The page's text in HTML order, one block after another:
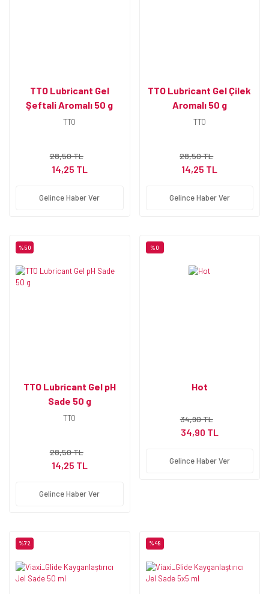
TTO Lubricant Gel
Şeftali Aromalı 50 g
TTO
28,50 TL
14,25 TL
Gelince Haber Ver
TTO Lubricant Gel Çilek
Aromalı 50 g
TTO
28,50 TL
14,25 TL
Gelince Haber Ver
%50
TTO Lubricant Gel pH
Sade 50 g
TTO
28,50 TL
14,25 TL
Gelince Haber Ver
%0
Hot
34,90 TL
34,90 TL
Gelince Haber Ver
%72 %48